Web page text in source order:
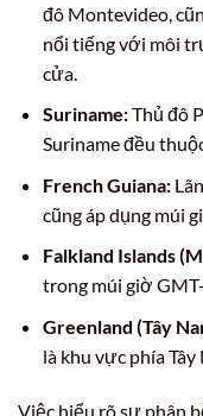
đô Montevideo,
nổi tiếng với môi
cửa.
Suriname:Thủ đô
Suriname đều
French Guiana:
cũng áp dụng múi
Falkland Islands
trong múi giờ
Greenland (Tây
là khu vực phía
Việc hiểu rõ sự phân